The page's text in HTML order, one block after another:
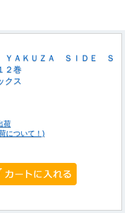
ＹＡＫＵＺＡ ＳＩＤＥ Ｓ
２巻
クス
荷
について！)